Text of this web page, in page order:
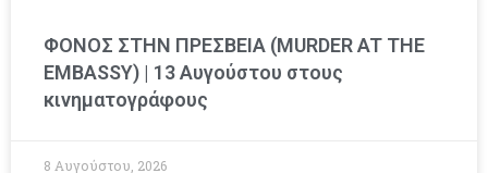
ΦΟΝΟΣ ΣΤΗΝ ΠΡΕΣΒΕΙΑ (MURDER AT THE
EMBASSY) | 13 Αυγούστου στους
κινηματογράφους
8 Αυγούστου, 2026